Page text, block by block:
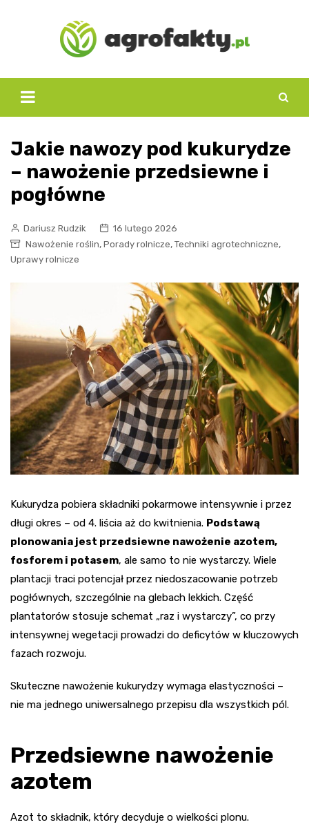
Jakie nawozy pod kukurydze
– nawożenie przedsiewne i
pogłówne
Dariusz Rudzik
16 lutego 2026
Nawożenie roślin, Porady rolnicze, Techniki agrotechniczne,
Uprawy rolnicze
Kukurydza pobiera składniki pokarmowe intensywnie i przez
długi okres – od 4. liścia aż do kwitnienia. Podstawą
plonowania jest przedsiewne nawożenie azotem,
fosforem i potasem, ale samo to nie wystarczy. Wiele
plantacji traci potencjał przez niedoszacowanie potrzeb
pogłównych, szczególnie na glebach lekkich. Część
plantatorów stosuje schemat „raz i wystarczy”, co przy
intensywnej wegetacji prowadzi do deficytów w kluczowych
fazach rozwoju.
Skuteczne nawożenie kukurydzy wymaga elastyczności –
nie ma jednego uniwersalnego przepisu dla wszystkich pól.
Przedsiewne nawożenie
azotem
Azot to składnik, który decyduje o wielkości plonu.